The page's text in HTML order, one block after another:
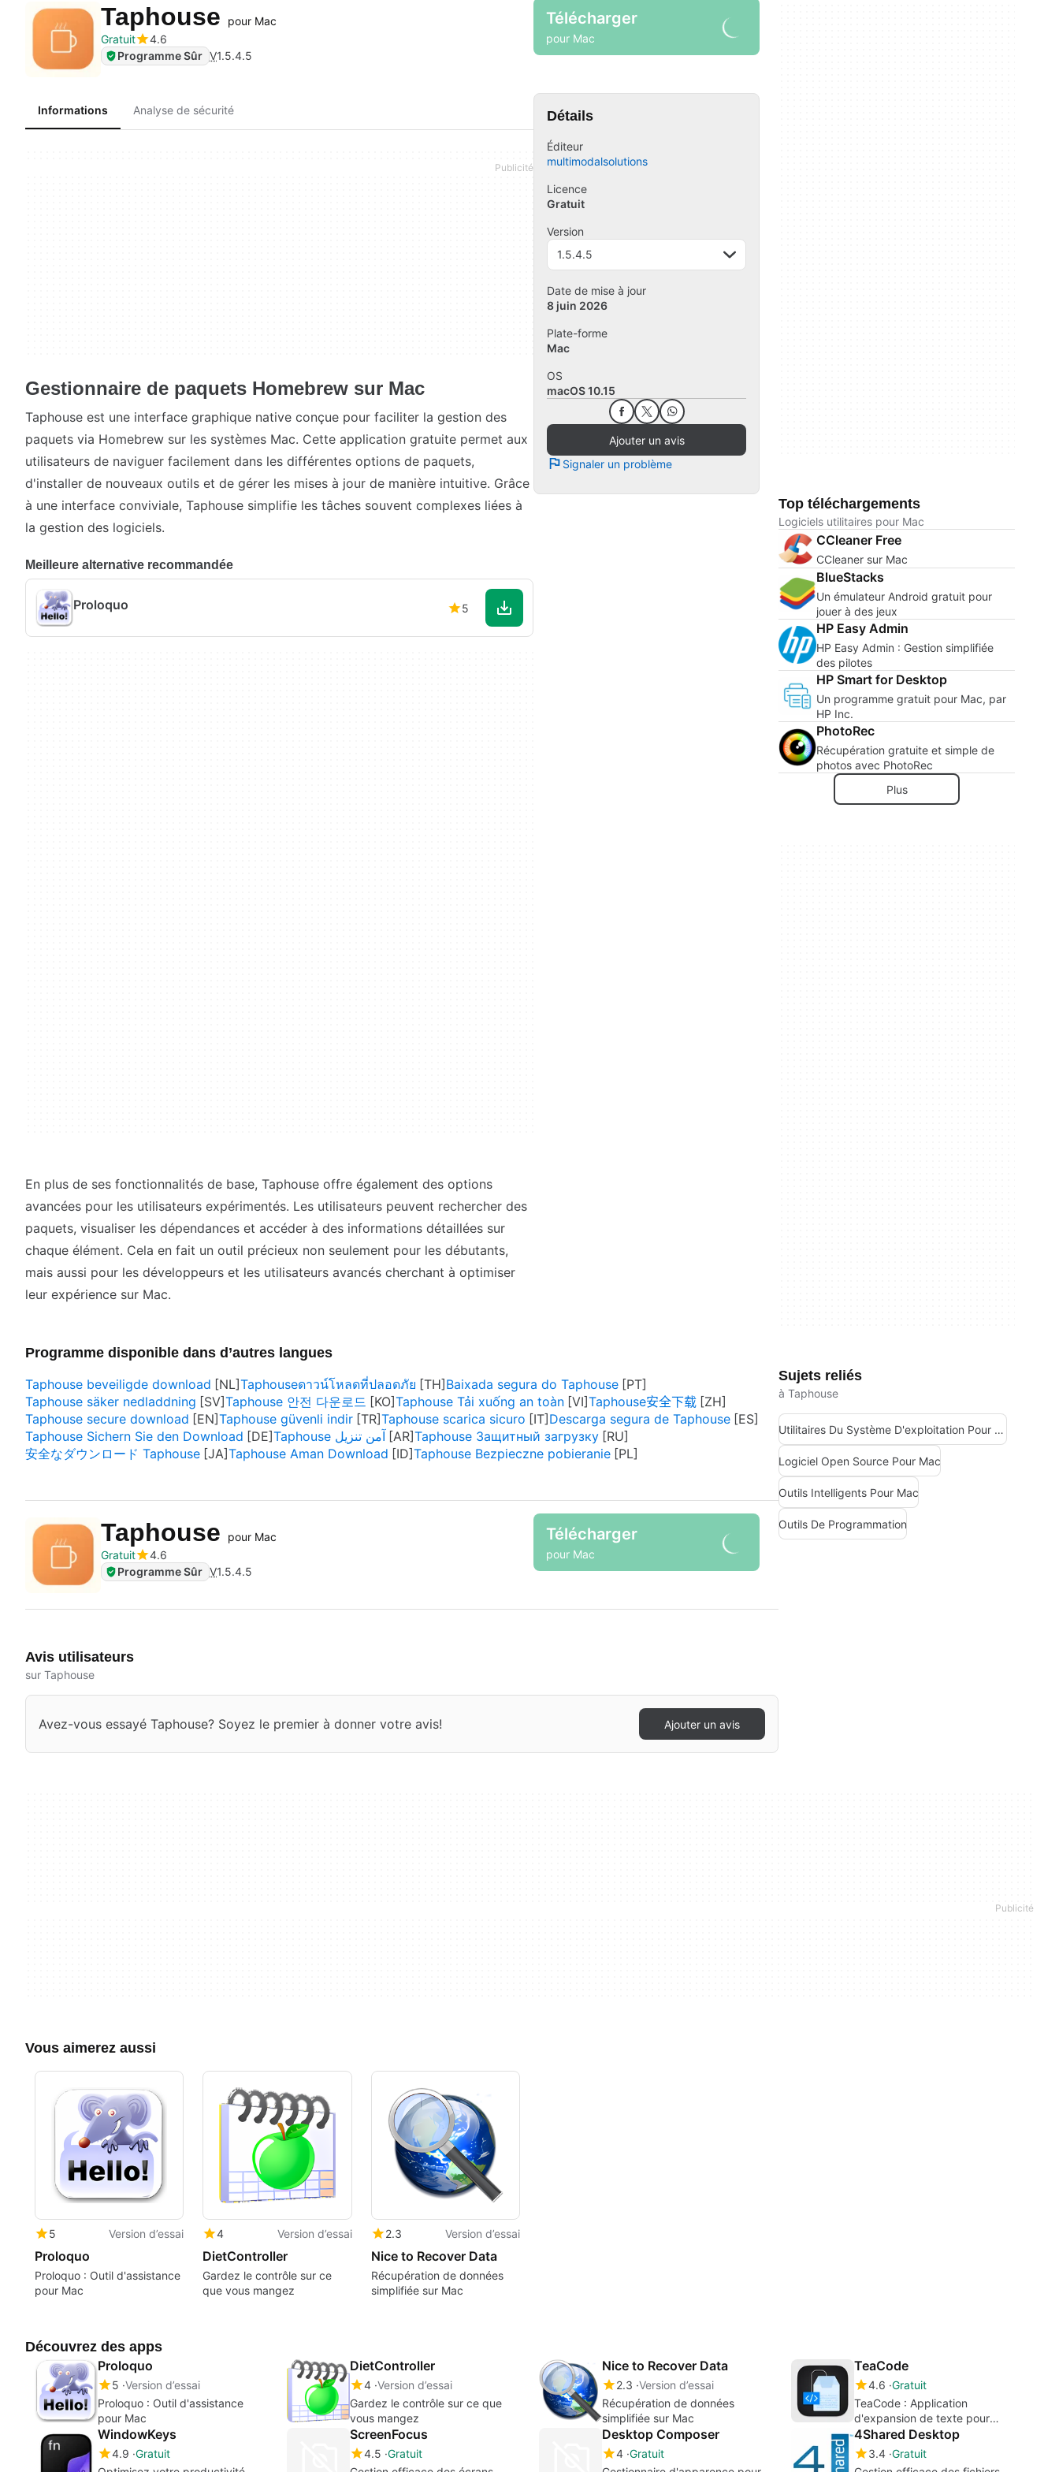
Taphouse
pour Mac
Gratuit
4.6
Programme Sûr V1.5.4.5
Télécharger
pour Mac
Informations Analyse de sécurité
Gestionnaire de paquets Homebrew sur Mac
Taphouse est une interface graphique native conçue pour faciliter la gestion des
paquets via Homebrew sur les systèmes Mac. Cette application gratuite permet aux
utilisateurs de naviguer facilement dans les différentes options de paquets,
d'installer de nouveaux outils et de gérer les mises à jour de manière intuitive. Grâce
à une interface conviviale, Taphouse simplifie les tâches souvent complexes liées à
la gestion des logiciels.
Meilleure alternative recommandée
Proloquo 5
En plus de ses fonctionnalités de base, Taphouse offre également des options
avancées pour les utilisateurs expérimentés. Les utilisateurs peuvent rechercher des
paquets, visualiser les dépendances et accéder à des informations détaillées sur
chaque élément. Cela en fait un outil précieux non seulement pour les débutants,
mais aussi pour les développeurs et les utilisateurs avancés cherchant à optimiser
leur expérience sur Mac.
Détails
Éditeur
multimodalsolutions
Licence
Gratuit
Version
1.5.4.5
Date de mise à jour
8 juin 2026
Plate-forme
Mac
OS
macOS 10.15
Ajouter un avis
Signaler un problème
Programme disponible dans d’autres langues
Taphouse beveiligde download
Taphouseดาวน์โหลดที่ปลอดภัย
Baixada segura do Taphouse
Taphouse säker nedladdning
Taphouse 안전 다운로드 Taphouse Tải xuống an toàn
Taphouse安全下载
Taphouse secure download
Taphouse güvenli indir Taphouse scarica sicuro
Descarga segura de Taphouse
Taphouse Sichern Sie den Download
Taphouse آمن تنزيل
Taphouse Защитный загрузку
安全なダウンロード Taphouse
Taphouse Aman Download Taphouse Bezpieczne pobieranie
Taphouse
pour Mac
Gratuit
4.6
Programme Sûr V1.5.4.5
Télécharger
pour Mac
Avis utilisateurs
sur Taphouse
Avez-vous essayé Taphouse? Soyez le premier à donner votre avis! Ajouter un avis
Top téléchargements
Logiciels utilitaires pour Mac
CCleaner Free
CCleaner sur Mac
BlueStacks
Un émulateur Android gratuit pour
jouer à des jeux
HP Easy Admin
HP Easy Admin : Gestion simplifiée
des pilotes
HP Smart for Desktop
Un programme gratuit pour Mac, par
HP Inc.
PhotoRec
Récupération gratuite et simple de
photos avec PhotoRec
Plus
Sujets reliés
à Taphouse
Utilitaires Du Système D'exploitation Pour Mac
Logiciel Open Source Pour Mac
Outils Intelligents Pour Mac
Outils De Programmation
Vous aimerez aussi
5 Version d’essai
Proloquo
Proloquo : Outil d'assistance
pour Mac
4 Version d’essai
DietController
Gardez le contrôle sur ce
que vous mangez
2.3 Version d’essai
Nice to Recover Data
Récupération de données
simplifiée sur Mac
Découvrez des apps
Proloquo
5 Version d’essai
Proloquo : Outil d'assistance
pour Mac
DietController
4 Version d’essai
Gardez le contrôle sur ce que
vous mangez
Nice to Recover Data
2.3 Version d’essai
Récupération de données
simplifiée sur Mac
TeaCode
4.6 Gratuit
TeaCode : Application
d'expansion de texte pour
développeurs
WindowKeys
4.9 Gratuit
ScreenFocus
4.5 Gratuit
Desktop Composer
4 Gratuit
4Shared Desktop
3.4 Gratuit